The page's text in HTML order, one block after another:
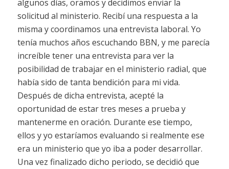
algunos días, oramos y decidimos enviar la
solicitud al ministerio. Recibí una respuesta a la
misma y coordinamos una entrevista laboral. Yo
tenía muchos años escuchando BBN, y me parecía
increíble tener una entrevista para ver la
posibilidad de trabajar en el ministerio radial, que
había sido de tanta bendición para mi vida.
Después de dicha entrevista, acepté la
oportunidad de estar tres meses a prueba y
mantenerme en oración. Durante ese tiempo,
ellos y yo estaríamos evaluando si realmente ese
era un ministerio que yo iba a poder desarrollar.
Una vez finalizado dicho periodo, se decidió que